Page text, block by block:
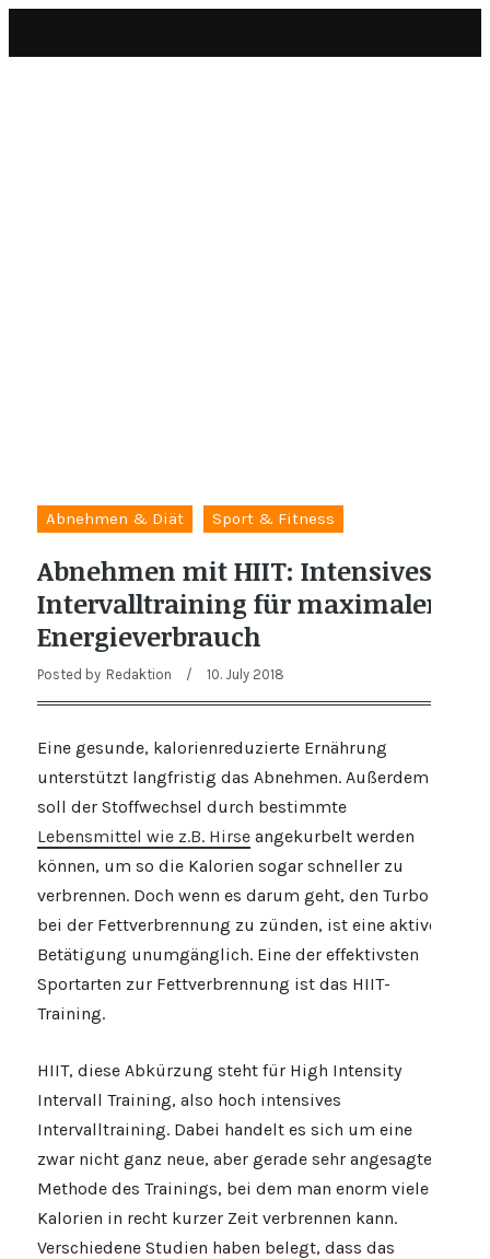
Abnehmen & Diät Sport & Fitness
Abnehmen mit HIIT: Intensives
Intervalltraining für maximalen
Energieverbrauch
Posted by Redaktion / 10. July 2018
Eine gesunde, kalorienreduzierte Ernährung
unterstützt langfristig das Abnehmen. Außerdem
soll der Stoffwechsel durch bestimmte
Lebensmittel wie z.B. Hirse angekurbelt werden
können, um so die Kalorien sogar schneller zu
verbrennen. Doch wenn es darum geht, den Turbo
bei der Fettverbrennung zu zünden, ist eine aktive
Betätigung unumgänglich. Eine der effektivsten
Sportarten zur Fettverbrennung ist das HIIT-
Training.
HIIT, diese Abkürzung steht für High Intensity
Intervall Training, also hoch intensives
Intervalltraining. Dabei handelt es sich um eine
zwar nicht ganz neue, aber gerade sehr angesagte
Methode des Trainings, bei dem man enorm viele
Kalorien in recht kurzer Zeit verbrennen kann.
Verschiedene Studien haben belegt, dass das